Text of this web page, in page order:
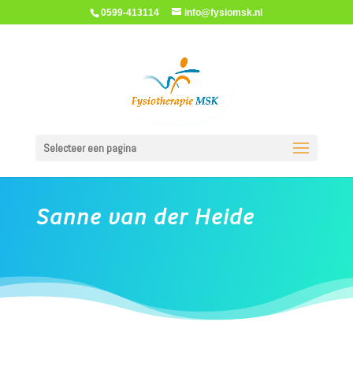
0599-413114 info@fysiomsk.nl
Selecteer een pagina
Sanne van der Heide